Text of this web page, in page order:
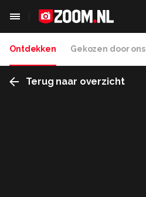
Ontdekken Gekozen door ons
Terug naar overzicht